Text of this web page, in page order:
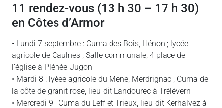
11 rendez-vous (13 h 30 – 17 h 30)
en Côtes d’Armor
• Lundi 7 septembre : Cuma des Bois, Hénon ; lycée
agricole de Caulnes ; Salle communale, 4 place de
l’église à Plénée-Jugon
• Mardi 8 : lyéee agricole du Mene, Merdrignac ; Cuma de
la côte de granit rose, lieu-dit Landourec à Trélévern
• Mercredi 9 : Cuma du Leff et Trieux, lieu-dit Kerhalvez à